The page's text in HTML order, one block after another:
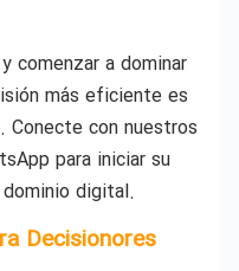
comenzar a dominar
más eficiente es
Conecte con nuestros
para iniciar su
digital.
Decisionores